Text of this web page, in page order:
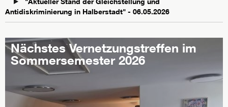
Antidiskriminierung in Halberstadt" - 06.05.2026
Nächstes Vernetzungstreffen im
Sommersemester 2026